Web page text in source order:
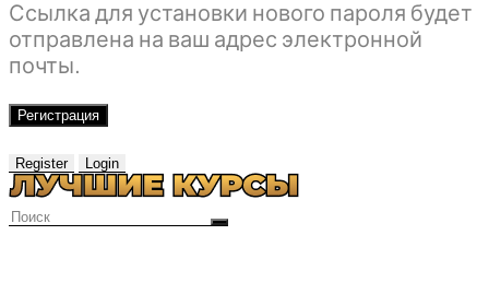
Ссылка для установки нового пароля будет
отправлена ​​на ваш адрес электронной
почты.
Регистрация
Register Login